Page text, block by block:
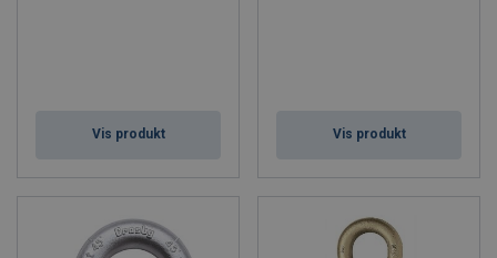
Vis produkt Vis produkt